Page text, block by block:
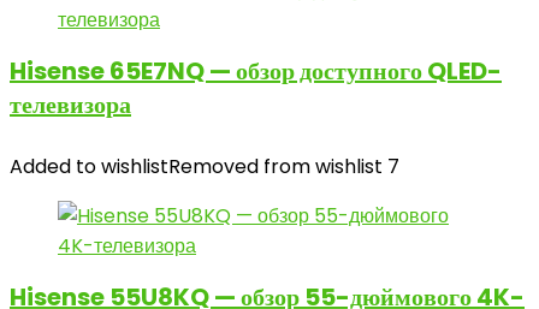
Hisense 65E7NQ — обзор доступного QLED-
телевизора
Added to wishlistRemoved from wishlist 7
Hisense 55U8KQ — обзор 55-дюймового 4K-